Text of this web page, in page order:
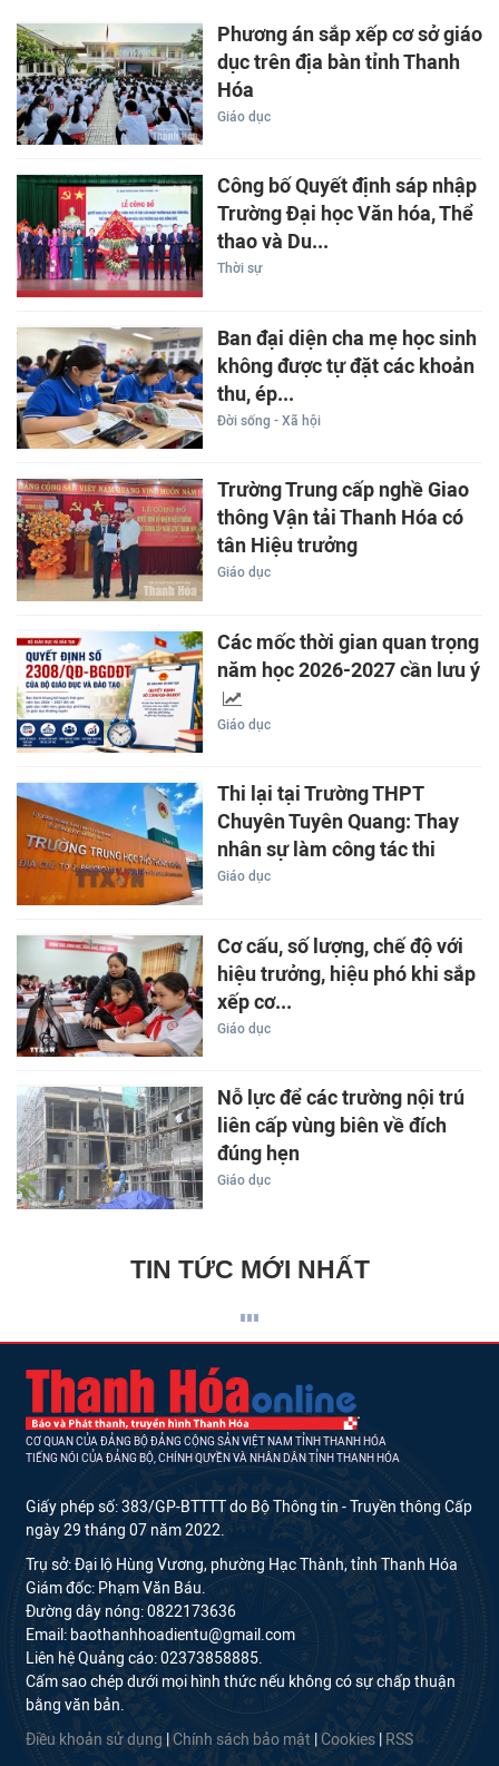
Phương án sắp xếp cơ sở giáo
dục trên địa bàn tỉnh Thanh
Hóa
Giáo dục
Công bố Quyết định sáp nhập
Trường Đại học Văn hóa, Thể
thao và Du...
Thời sự
Ban đại diện cha mẹ học sinh
không được tự đặt các khoản
thu, ép...
Đời sống - Xã hội
Trường Trung cấp nghề Giao
thông Vận tải Thanh Hóa có
tân Hiệu trưởng
Giáo dục
Các mốc thời gian quan trọng
năm học 2026-2027 cần lưu ý
Giáo dục
Thi lại tại Trường THPT
Chuyên Tuyên Quang: Thay
nhân sự làm công tác thi
Giáo dục
Cơ cấu, số lượng, chế độ với
hiệu trưởng, hiệu phó khi sắp
xếp cơ...
Giáo dục
Nỗ lực để các trường nội trú
liên cấp vùng biên về đích
đúng hẹn
Giáo dục
TIN TỨC MỚI NHẤT
CƠ QUAN CỦA ĐẢNG BỘ ĐẢNG CỘNG SẢN VIỆT NAM TỈNH THANH HÓA
TIẾNG NÓI CỦA ĐẢNG BỘ, CHÍNH QUYỀN VÀ NHÂN DÂN TỈNH THANH HÓA
Giấy phép số: 383/GP-BTTTT do Bộ Thông tin - Truyền thông Cấp
ngày 29 tháng 07 năm 2022.
Trụ sở: Đại lộ Hùng Vương, phường Hạc Thành, tỉnh Thanh Hóa
Giám đốc: Phạm Văn Báu.
Đường dây nóng: 0822173636
Email: baothanhhoadientu@gmail.com
Liên hệ Quảng cáo: 02373858885.
Cấm sao chép dưới mọi hình thức nếu không có sự chấp thuận
bằng văn bản.
Điều khoản sử dụng Chính sách bảo mật Cookies RSS